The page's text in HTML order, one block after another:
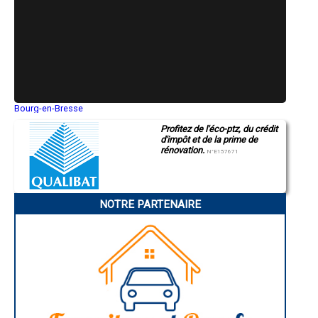
- Entreprise de rénovation immobilière à Gardères
- Entreprise de rénovation immobilière à Ordizan
- Entreprise de rénovation immobilière à Cantaous
- Entreprise de rénovation immobilière à Tostat
- Entreprise de rénovation immobilière à Beaucens
- Entreprise de rénovation immobilière à Ayzac-Ost
- Entreprise de rénovation immobilière à Mascaras
- Entreprise de rénovation immobilière à Allier
- Entreprise de rénovation immobilière à Monléon-Magnoac
- Entreprise de rénovation immobilière à Lézignan
- Entreprise de rénovation immobilière à Montastruc
- Entreprise de rénovation immobilière à Sarniguet
- Entreprise de rénovation immobilière à Auriébat
- Entreprise de rénovation immobilière à Vidouze
- Entreprise de rénovation immobilière à Arcizac-ez-Angles
- Entreprise de rénovation immobilière à Bazillac
- Entreprise de rénovation immobilière à Uglas
Bourg-en-Bresse
Montluçon
Manosque
Gap
Charleville-Mézières
Pamiers
Narbonne
Profitez de l'éco-ptz, du crédit
d'impôt et de la prime de
rénovation. N°E157671
NOTRE PARTENAIRE